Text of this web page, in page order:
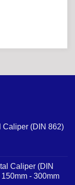
Caliper (DIN 862)
Caliper (DIN
- 300mm